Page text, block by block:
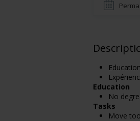
Education
No
Tasks
Move